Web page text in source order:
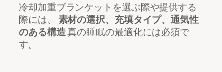
冷却加重ブランケットを選ぶ際や提供する
際には、 素材の選択、充填タイプ、通気性
のある構造真の睡眠の最適化には必須で
す。